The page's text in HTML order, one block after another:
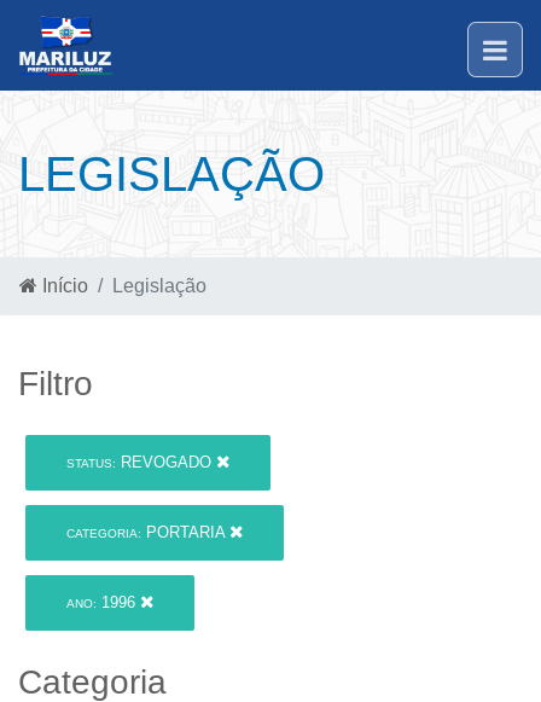
LEGISLAÇÃO
Início Legislação
Filtro
STATUS: REVOGADO
CATEGORIA: PORTARIA
ANO: 1996
Categoria